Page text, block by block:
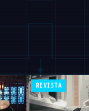
REVISTA